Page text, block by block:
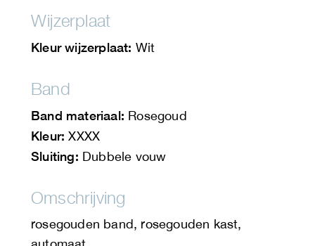
Wijzerplaat
Kleur wijzerplaat: Wit
Band
Band materiaal: Rosegoud
Kleur: XXXX
Sluiting: Dubbele vouw
Omschrijving
rosegouden band, rosegouden kast,